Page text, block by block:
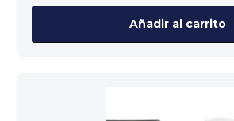
Añadir al carrito